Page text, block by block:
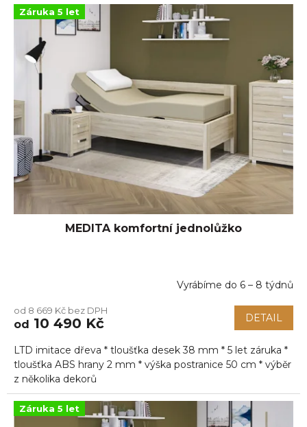
Záruka 5 let
MEDITA komfortní jednolůžko
produktu
je
z
5
hvězdiček.
Vyrábíme do 6 – 8 týdnů
od 8 669 Kč bez DPH
od 10 490 Kč DETAIL
LTD imitace dřeva * tloušťka desek 38 mm * 5 let záruka *
tloušťka ABS hrany 2 mm * výška postranice 50 cm * výběr
z několika dekorů
Záruka 5 let